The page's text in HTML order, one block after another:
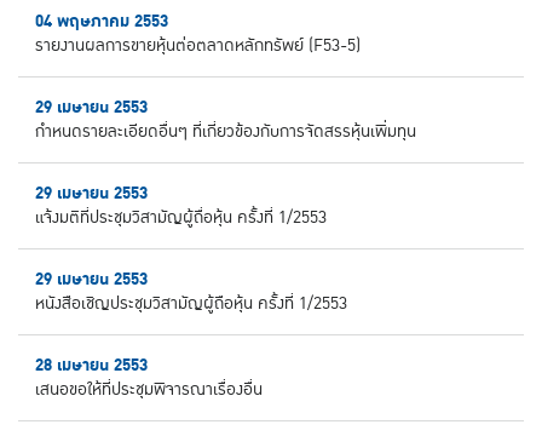
04 พฤษภาคม 2553
รายงานผลการขายหุ้นต่อตลาดหลักทรัพย์ (F53-5)
29 เมษายน 2553
กำหนดรายละเอียดอื่นๆ ที่เกี่ยวข้องกับการจัดสรรหุ้นเพิ่มทุน
29 เมษายน 2553
แจ้งมติที่ประชุมวิสามัญผู้ถื่อหุ้น ครั้งที่ 1/2553
29 เมษายน 2553
หนังสือเชิญประชุมวิสามัญผู้ถือหุ้น ครั้งที่ 1/2553
28 เมษายน 2553
เสนอขอให้ที่ประชุมพิจารณาเรื่องอื่น